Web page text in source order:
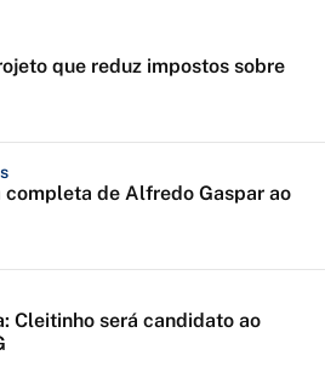
que reduz impostos sobre
completa de Alfredo Gaspar ao
Cleitinho será candidato ao